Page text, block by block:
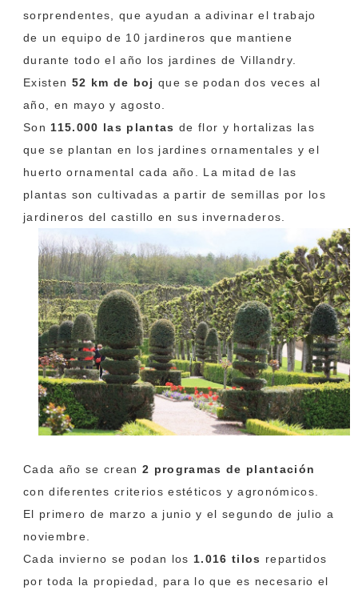
sorprendentes, que ayudan a adivinar el trabajo
de un equipo de 10 jardineros que mantiene
durante todo el año los jardines de Villandry.
Existen 52 km de boj que se podan dos veces al
año, en mayo y agosto.
Son 115.000 las plantas de flor y hortalizas las
que se plantan en los jardines ornamentales y el
huerto ornamental cada año. La mitad de las
plantas son cultivadas a partir de semillas por los
jardineros del castillo en sus invernaderos.
Cada año se crean 2 programas de plantación
con diferentes criterios estéticos y agronómicos.
El primero de marzo a junio y el segundo de julio a
noviembre.
Cada invierno se podan los 1.016 tilos repartidos
por toda la propiedad, para lo que es necesario el